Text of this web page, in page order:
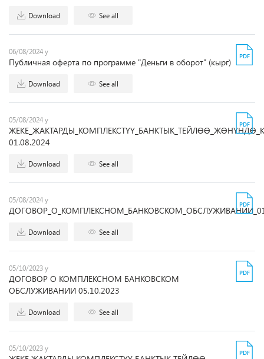
Download See all
06/08/2024 y
Публичная оферта по программе "Деньги в оборот" (кырг)
Download See all
05/08/2024 y
01.08.2024
Download See all
05/08/2024 y
Download See all
05/10/2023 y
ДОГОВОР О КОМПЛЕКСНОМ БАНКОВСКОМ
ОБСЛУЖИВАНИИ 05.10.2023
Download See all
05/10/2023 y